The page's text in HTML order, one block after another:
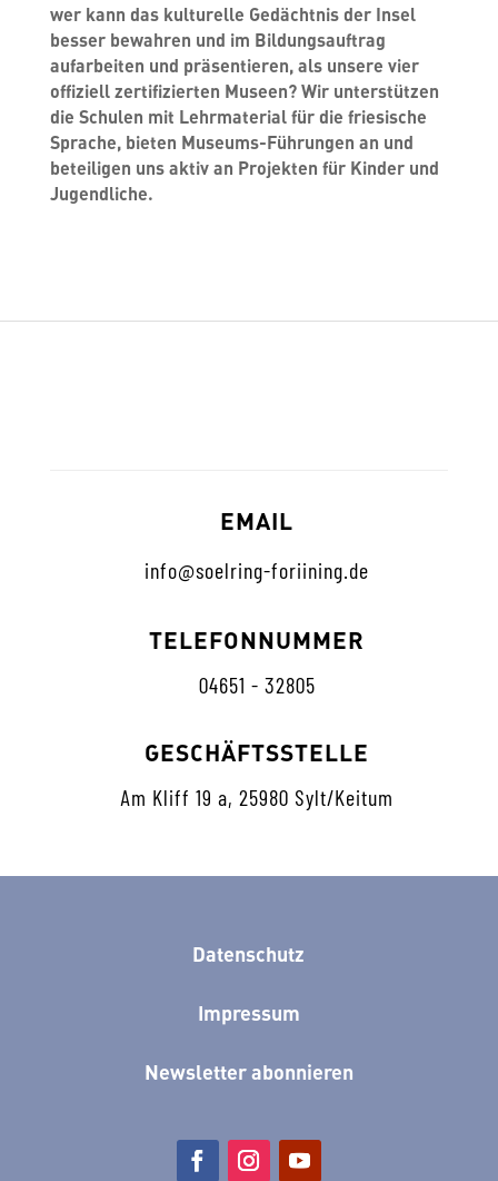
wer kann das kulturelle Gedächtnis der Insel
besser bewahren und im Bildungsauftrag
aufarbeiten und präsentieren, als unsere vier
offiziell zertifizierten Museen? Wir unterstützen
die Schulen mit Lehrmaterial für die friesische
Sprache, bieten Museums-Führungen an und
beteiligen uns aktiv an Projekten für Kinder und
Jugendliche.
EMAIL
info@soelring-foriining.de
TELEFONNUMMER
04651 - 32805
GESCHÄFTSSTELLE
Am Kliff 19 a, 25980 Sylt/Keitum
Datenschutz
Impressum
Newsletter abonnieren